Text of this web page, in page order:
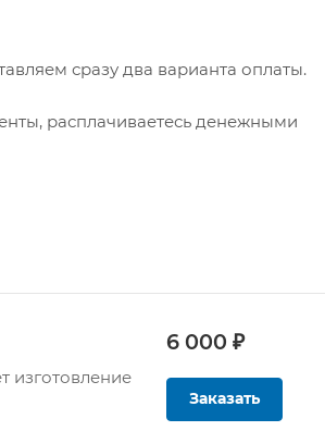
сразу два варианта оплаты.
расплачиваетесь денежными
изготовление
6 000 ₽
Заказать